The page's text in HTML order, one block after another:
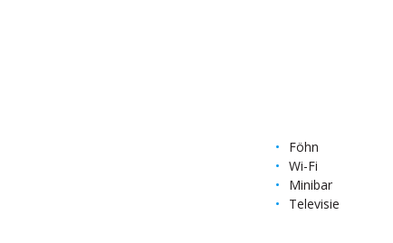
Föhn
Wi-Fi
Minibar
Televisie